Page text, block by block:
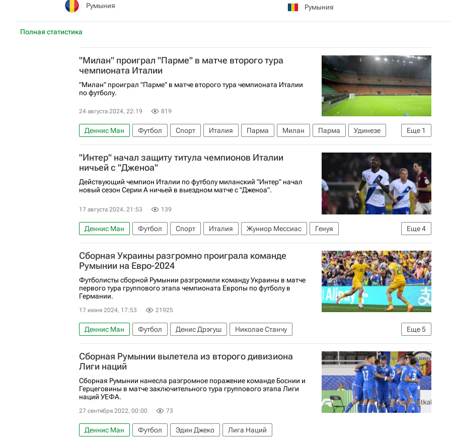
Полная статистика
Румыния Румыния
"Милан" проиграл "Парме" в матче второго тура
чемпионата Италии
"Милан" проиграл "Парме" в матче второго тура чемпионата Италии
по футболу.
24 августа 2024, 22:19 819
Еще 1
Деннис Ман Футбол Спорт Италия Парма Милан Парма
Удинезе
Кристиан Пулишич
"Интер" начал защиту титула чемпионов Италии
ничьей с "Дженоа"
Действующий чемпион Италии по футболу миланский "Интер" начал
новый сезон Серии А ничьей в выездном матче с "Дженоа".
17 августа 2024, 21:53 139
Еще4
Деннис Ман Футбол Спорт Италия Жуниор Мессиас
Генуя
Маркус Тюрам
Парма Дженоа Интер
Сборная Украины разгромно проиграла команде
Румынии на Евро-2024
Футболисты сборной Румынии разгромили команду Украины в матче
первого тура группового этапа чемпионата Европы по футболу в
Германии.
17 июня 2024, 17:53 21925
Еще5
Деннис Ман Футбол Денис Дрэгуш
Николае Станчу
Международная федерация футбола (ФИФА)
Союз европейских футбольных ассоциаций (УЕФА)
Евро-2024 Украина Румыния
Сборная Румынии вылетела из второго дивизиона
Лиги наций
Сборная Румынии нанесла разгромное поражение команде Боснии и
Герцеговины в матче заключительного тура группового этапа Лиги
наций УЕФА.
27 сентября 2022, 00:00 73
Деннис Ман Футбол Эдин Джеко Лига Наций